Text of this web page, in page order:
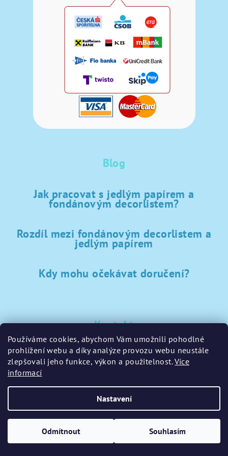
Používáme cookies, abychom Vám umožnili pohodlné
prohlížení webu a díky analýze provozu webu neustále
zlepšovali jeho funkce, výkon a použitelnost.Více
informací
Nastavení
Odmítnout Souhlasím
Blog
Jak pracovat s jedlým papírem a
fondánovým decorlistem?
Rozdíl mezi fondánovým decorlistem a
jedlým papírem
Kdy mohu očekávat doručení?
Kontakt
sklad@sladke-potreby.cz
+420 797728283
Upravit nastavení cookies
Vytvořil Shoptet